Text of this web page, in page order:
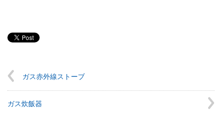
ガス赤外線ストーブ
ガス炊飯器